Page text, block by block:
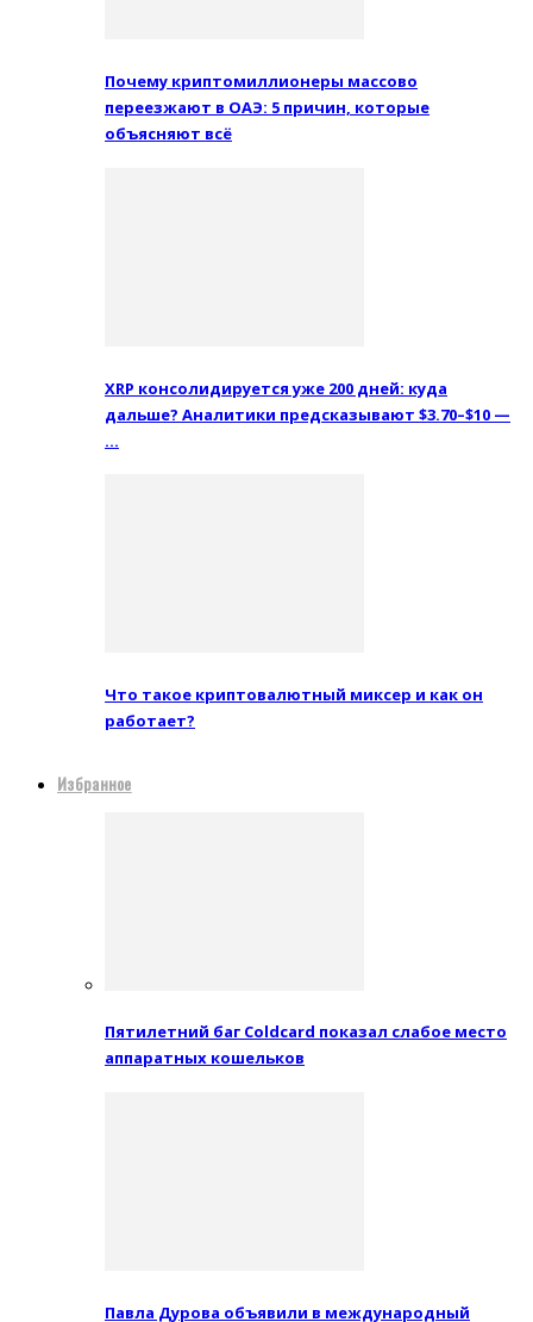
Почему криптомиллионеры массово
переезжают в ОАЭ: 5 причин, которые
объясняют всё
XRP консолидируется уже 200 дней: куда
дальше? Аналитики предсказывают $3.70–$10 —
…
Что такое криптовалютный миксер и как он
работает?
Избранное
Пятилетний баг Coldcard показал слабое место
аппаратных кошельков
Павла Дурова объявили в международный